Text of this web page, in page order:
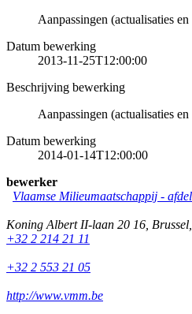
Aanpassingen (actualisaties
Datum bewerking
2013-11-25T12:00:00
Beschrijving bewerking
Aanpassingen (actualisaties
Datum bewerking
2014-01-14T12:00:00
bewerker
Vlaamse Milieumaatschappij -
Koning Albert II-laan 20 16 Brussel
+32 2 214 21 11
+32 2 553 21 05
http://www.vmm.be